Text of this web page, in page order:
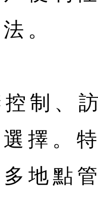
。
制、
擇。
地點